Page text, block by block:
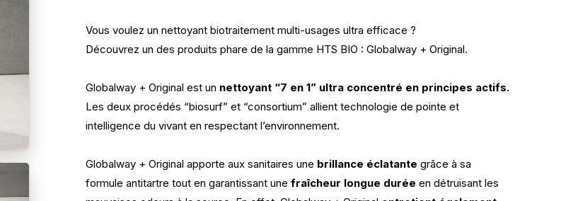
Vous voulez un nettoyant biotraitement multi-usages ultra efficace ?
Découvrez un des produits phare de la gamme HTS BIO : Globalway + Original.
Globalway + Original est un nettoyant “7 en 1” ultra concentré en principes actifs.
Les deux procédés “biosurf” et “consortium” allient technologie de pointe et
intelligence du vivant en respectant l’environnement.
Globalway + Original apporte aux sanitaires une brillance éclatante grâce à sa
formule antitartre tout en garantissant une fraîcheur longue durée en détruisant les